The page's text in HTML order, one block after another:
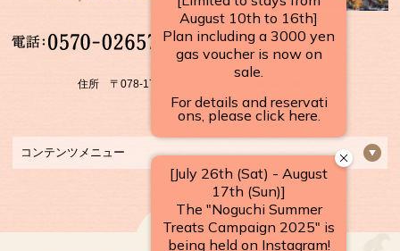
【受付時間】
10：00～17：00
住所 〒078-1701 北海道上川郡 上川町層雲峡温泉
FAX：01658-5-3922
コンテンツメニュー